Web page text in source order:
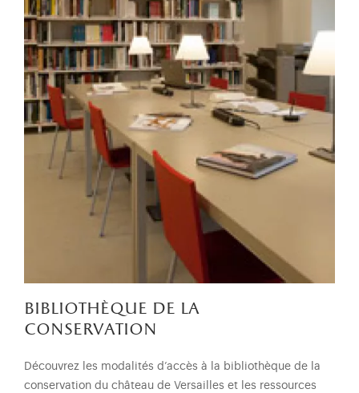
bibliothèque de la
conservation
Découvrez les modalités d’accès à la bibliothèque de la
conservation du château de Versailles et les ressources